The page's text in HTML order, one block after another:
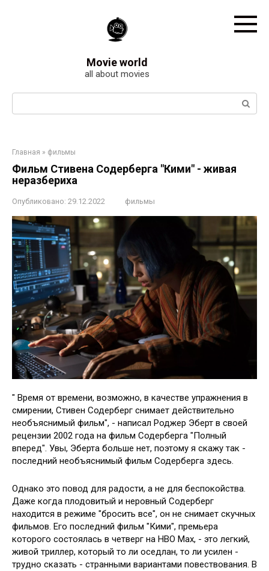
Movie world
all about movies
Поиск:
Главная » фильмы
Фильм Стивена Содерберга "Кими" - живая
неразбериха
Опубликовано: 29.12.2022 фильмы
" Время от времени, возможно, в качестве упражнения в
смирении, Стивен Содерберг снимает действительно
необъяснимый фильм", - написал Роджер Эберт в своей
рецензии 2002 года на фильм Содерберга "Полный
вперед". Увы, Эберта больше нет, поэтому я скажу так -
последний необъяснимый фильм Содерберга здесь.
Однако это повод для радости, а не для беспокойства.
Даже когда плодовитый и неровный Содерберг
находится в режиме "бросить все", он не снимает скучных
фильмов. Его последний фильм "Кими", премьера
которого состоялась в четверг на HBO Max, - это легкий,
живой триллер, который то ли оседлан, то ли усилен -
трудно сказать - странными вариантами повествования. В